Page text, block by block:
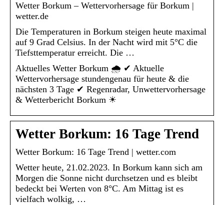
Wetter Borkum – Wettervorhersage für Borkum |
wetter.de
Die Temperaturen in Borkum steigen heute maximal
auf 9 Grad Celsius. In der Nacht wird mit 5°C die
Tiefsttemperatur erreicht. Die …
Aktuelles Wetter Borkum 🌧️ ✔ Aktuelle
Wettervorhersage stundengenau für heute & die
nächsten 3 Tage ✔ Regenradar, Unwettervorhersage
& Wetterbericht Borkum ☀
Wetter Borkum: 16 Tage Trend
Wetter Borkum: 16 Tage Trend | wetter.com
Wetter heute, 21.02.2023. In Borkum kann sich am
Morgen die Sonne nicht durchsetzen und es bleibt
bedeckt bei Werten von 8°C. Am Mittag ist es
vielfach wolkig, …